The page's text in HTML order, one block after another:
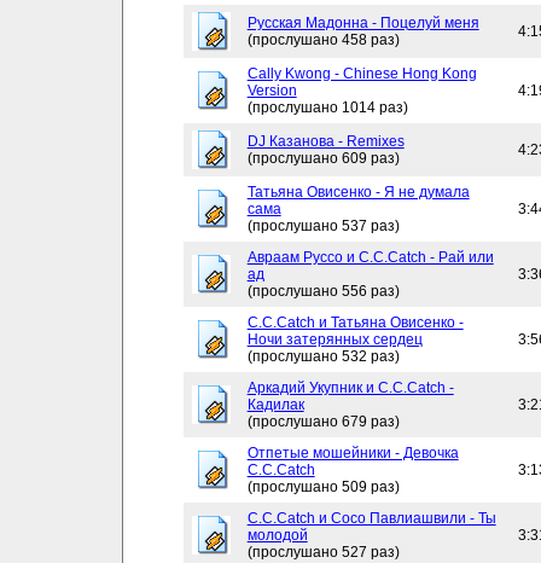
Русская Мадонна - Поцелуй меня
(прослушано 458 раз)
Cally Kwong - Chinese Hong Kong
Version
(прослушано 1014 раз)
DJ Казанова - Remixes
(прослушано 609 раз)
Татьяна Овисенко - Я не думала
сама
(прослушано 537 раз)
Авраам Руссо и C.C.Catch - Рай или
ад
(прослушано 556 раз)
C.C.Catch и Татьяна Овисенко -
Ночи затерянных сердец
(прослушано 532 раз)
Аркадий Укупник и C.C.Catch -
Кадилак
(прослушано 679 раз)
Отпетые мошейники - Девочка
C.C.Catch
(прослушано 509 раз)
C.C.Catch и Сосо Павлиашвили - Ты
молодой
(прослушано 527 раз)